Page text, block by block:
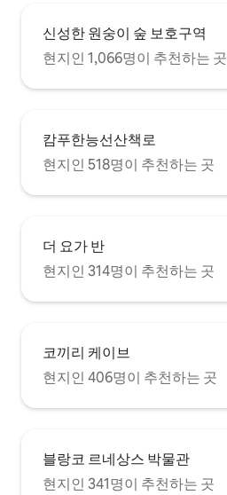
신성한 원숭이 숲 보호구역
현지인 1,066명이 추천하는 곳
캄푸한능선산책로
현지인 518명이 추천하는 곳
더 요가 반
현지인 314명이 추천하는 곳
코끼리 케이브
현지인 406명이 추천하는 곳
블랑코 르네상스 박물관
현지인 341명이 추천하는 곳